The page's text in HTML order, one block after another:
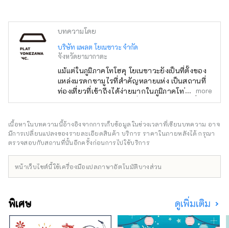
บทความโดย
บริษัท แพลต โยเนซาวะ จำกัด
จังหวัดยามากาตะ
แม้แต่ในภูมิภาคโทโฮคุ โยเนซาวะยังเป็นที่ตั้งของ
แหล่งมรดกซามูไรที่สำคัญหลายแห่ง เป็นสถานที่
ท่องเที่ยวที่เข้าถึงได้ง่ายมากในภูมิภาคโทโฮคุ ใช้
เวลาเดินทางประมาณ 2 ชั่วโมงโดยชินคันเซ็นจาก
การต่อสู้ หรือเยี่ยมชมวัดและศาลเจ้า ทำไมไม่ลอง
ย้อนรำลึกถึงเรื่องราวชีวิตของซามูไรญี่ปุ่นในโย
เนซาวะดูล่ะ?
more
เนื้อหาในบทความนี้อ้างอิงจากการเก็บข้อมูลในช่วงเวลาที่เขียนบทความ อาจ
มีการเปลี่ยนแปลงของรายละเอียดสินค้า บริการ ราคาในภายหลังได้ กรุณา
ตรวจสอบกับสถานที่นั้นอีกครั้งก่อนการไปใช้บริการ
หน้าเว็บไซต์นี้ใช้เครื่องมือแปลภาษาอัตโนมัติบางส่วน
พิเศษ ดูเพิ่มเติม